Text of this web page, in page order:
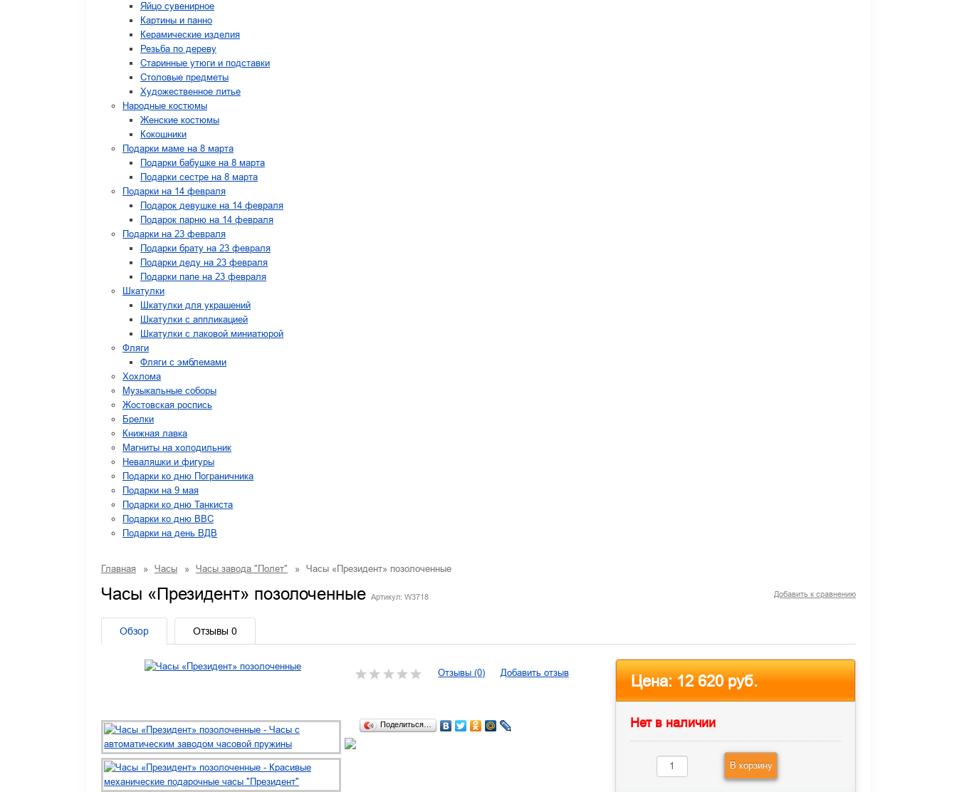
Яйцо сувенирное
Картины и панно
Керамические изделия
Резьба по дереву
Старинные утюги и подставки
Столовые предметы
Художественное литье
Народные костюмы
Женские костюмы
Кокошники
Подарки маме на 8 марта
Подарки бабушке на 8 марта
Подарки сестре на 8 марта
Подарки на 14 февраля
Подарок девушке на 14 февраля
Подарок парню на 14 февраля
Подарки на 23 февраля
Подарки брату на 23 февраля
Подарки деду на 23 февраля
Подарки папе на 23 февраля
Шкатулки
Шкатулки для украшений
Шкатулки с аппликацией
Шкатулки с лаковой миниатюрой
Фляги
Фляги с эмблемами
Хохлома
Музыкальные соборы
Жостовская роспись
Брелки
Книжная лавка
Магниты на холодильник
Неваляшки и фигуры
Подарки ко дню Пограничника
Подарки на 9 мая
Подарки ко дню Танкиста
Подарки ко дню ВВС
Подарки на день ВДВ
Главная » Часы » Часы завода "Полет" » Часы «Президент» позолоченные
Часы «Президент» позолоченные Артикул: W3718 Добавить к сравнению
Обзор Отзывы 0
Отзывы (0) Добавить отзыв
Поделиться…
Цена:12 620 руб.
Нет в наличии
В корзину